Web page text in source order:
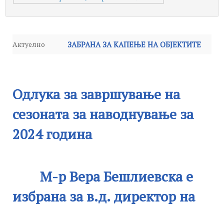
Актуелно ЗАБРАНА ЗА КАПЕЊЕ НА ОБЈЕКТИТЕ
Работни средби на Јавното
претпријатие “Стрежево” – Битола
Одлука за завршување на сезоната за
Одлука за завршување на
сезоната за наводнување за
2024 година
М-р Вера Бешлиевска е
избрана за в.д. директор на